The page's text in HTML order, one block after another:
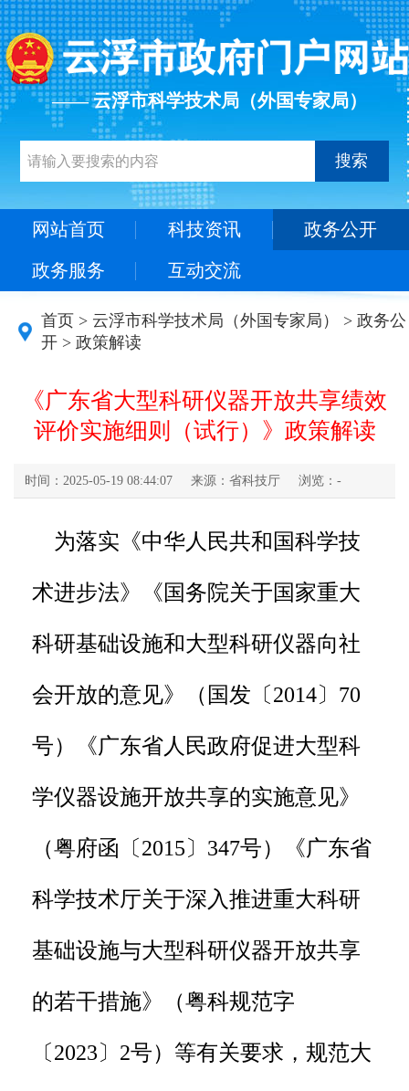
—— 云浮市科学技术局（外国专家局）
搜索
网站首页 科技资讯 政务公开
政务服务 互动交流
首页 > 云浮市科学技术局（外国专家局） > 政务公
开 > 政策解读
《广东省大型科研仪器开放共享绩效
评价实施细则（试行）》政策解读
时间：2025-05-19 08:44:07 来源：省科技厅 浏览： -
为落实《中华人民共和国科学技
术进步法》《国务院关于国家重大
科研基础设施和大型科研仪器向社
会开放的意见》（国发〔2014〕70
号）《广东省人民政府促进大型科
学仪器设施开放共享的实施意见》
（粤府函〔2015〕347号）《广东省
科学技术厅关于深入推进重大科研
基础设施与大型科研仪器开放共享
的若干措施》（粤科规范字
〔2023〕2号）等有关要求，规范大